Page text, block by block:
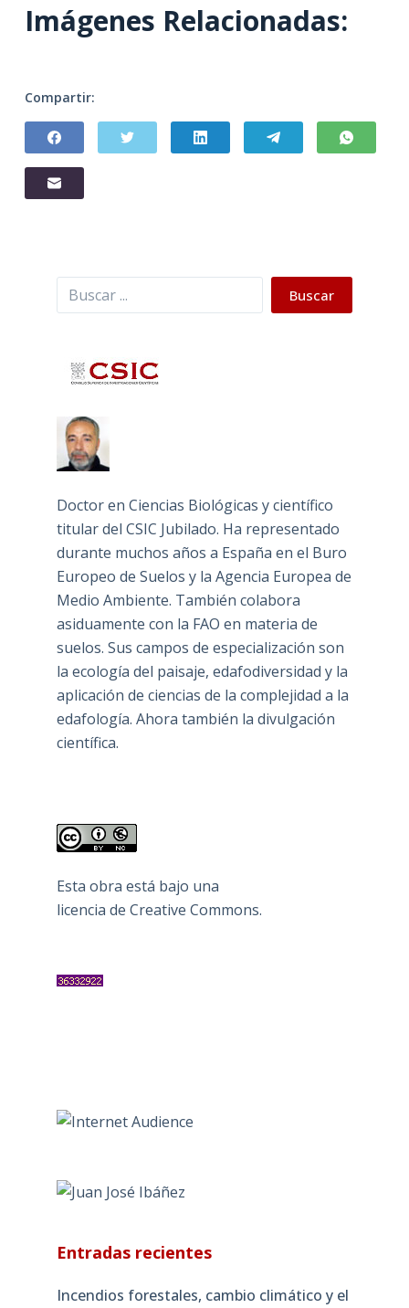
Imágenes Relacionadas:
Compartir:
Buscar Buscar
Doctor en Ciencias Biológicas y científico
titular del CSIC Jubilado. Ha representado
durante muchos años a España en el Buro
Europeo de Suelos y la Agencia Europea de
Medio Ambiente. También colabora
asiduamente con la FAO en materia de
suelos. Sus campos de especialización son
la ecología del paisaje, edafodiversidad y la
aplicación de ciencias de la complejidad a la
edafología. Ahora también la divulgación
científica.
Esta obra está bajo una
licencia de Creative Commons.
Entradas recientes
Incendios forestales, cambio climático y el